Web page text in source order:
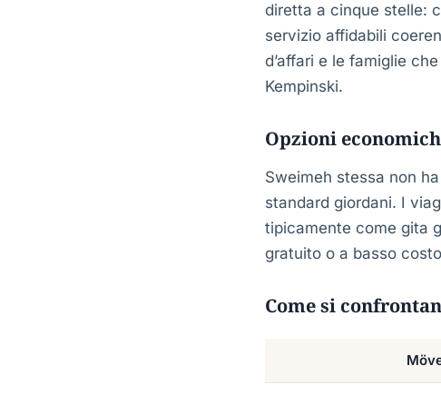
diretta a cinque stelle:
servizio affidabili
d’affari e le famiglie
Kempinski.
Opzioni
Sweimeh stessa non
standard giordani. I
tipicamente come gita
gratuito o a basso
Come si